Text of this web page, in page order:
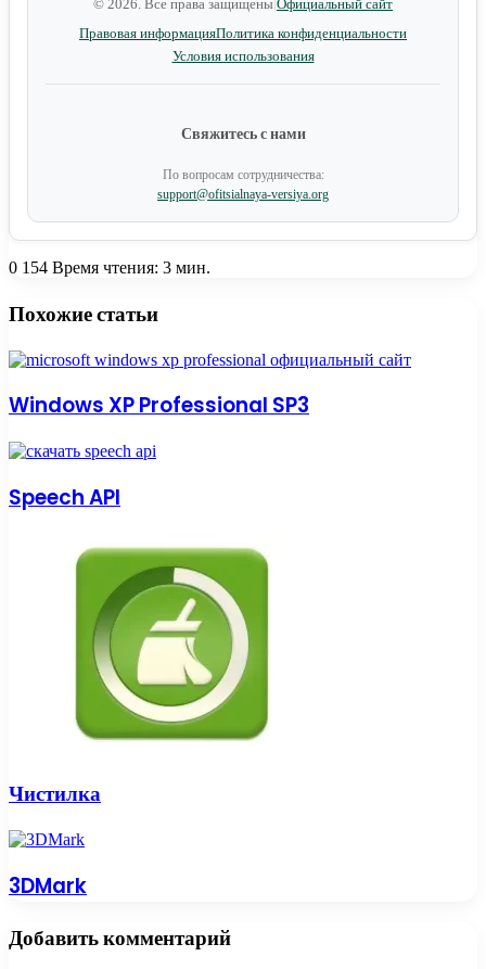
© 2026. Все права защищены|Официальный сайт
Правовая информацияПолитика конфиденциальности
Условия использования
Свяжитесь с нами
По вопросам сотрудничества:
support@ofitsialnaya-versiya.org
0 154 Время чтения: 3 мин.
через
электронную
Похожие статьи
Windows XP Professional SP3
Speech API
Чистилка
3DMark
Добавить комментарий